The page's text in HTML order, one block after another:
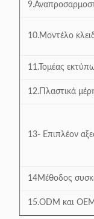
10.Μοντέλο
11.Τομέας
12.Πλαστικά
13- Επιπλέον
14Μέθοδος
15.ODM και